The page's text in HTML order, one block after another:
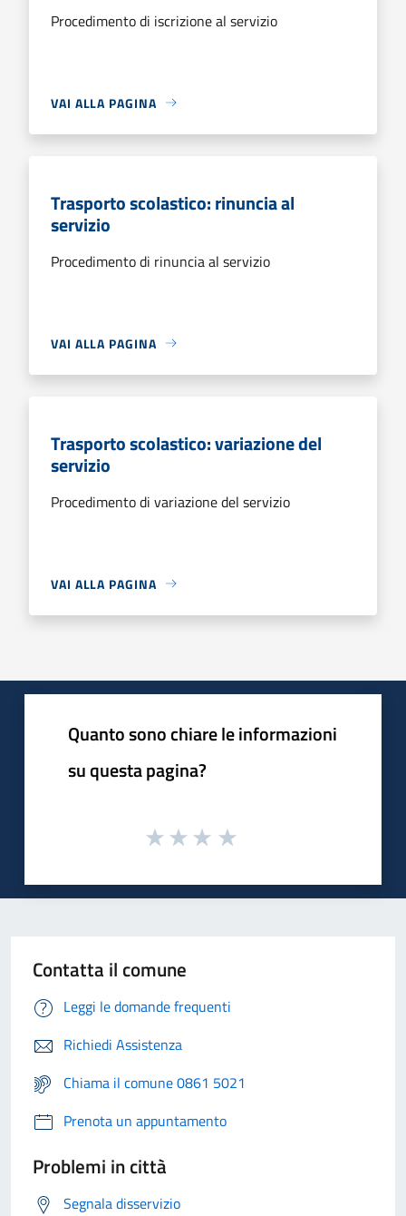
Procedimento di iscrizione al servizio
VAI ALLA PAGINA
Trasporto scolastico: rinuncia al
servizio
Procedimento di rinuncia al servizio
VAI ALLA PAGINA
Trasporto scolastico: variazione del
servizio
Procedimento di variazione del servizio
VAI ALLA PAGINA
Quanto sono chiare le informazioni
su questa pagina?
Contatta il comune
Leggi le domande frequenti
Richiedi Assistenza
Chiama il comune 0861 5021
Prenota un appuntamento
Problemi in città
Segnala disservizio